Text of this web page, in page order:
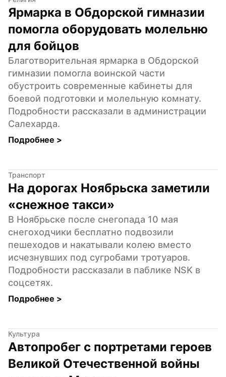
Ярмарка в Обдорской гимназии
помогла оборудовать молельню
для бойцов
Благотворительная ярмарка в Обдорской
гимназии помогла воинской части
обустроить современные кабинеты для
боевой подготовки и молельную комнату.
Подробности рассказали в администрации
Салехарда.
Подробнее >
Транспорт
На дорогах Ноябрьска заметили
«снежное такси»
В Ноябрьске после снегопада 10 мая
снегоходчики бесплатно подвозили
пешеходов и накатывали колею вместо
исчезнувших под сугробами тротуаров.
Подробности рассказали в паблике NSK в
соцсетях.
Подробнее >
Культура
Автопробег с портретами героев
Великой Отечественной войны